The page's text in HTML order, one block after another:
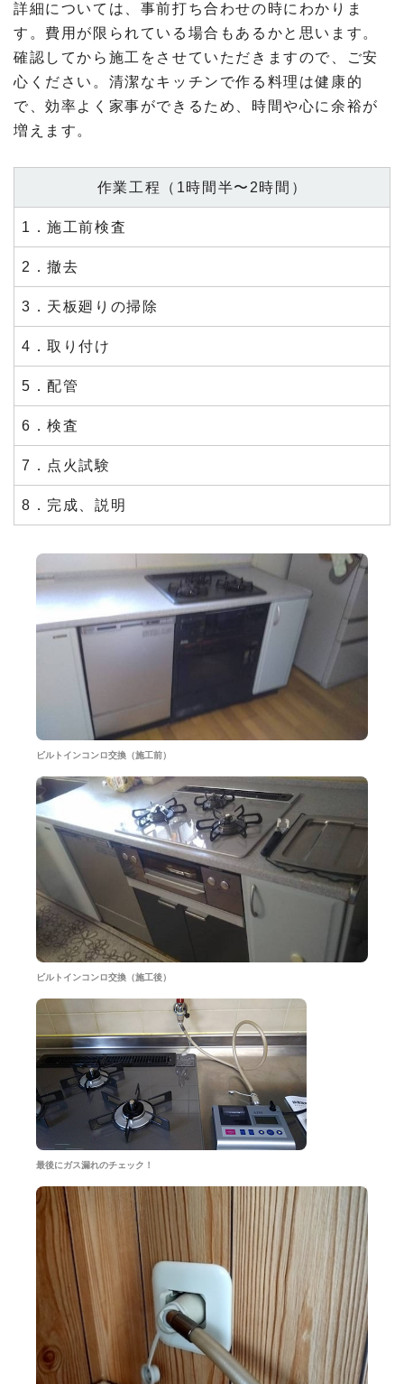
詳細については、事前打ち合わせの時にわかりま
す。費用が限られている場合もあるかと思います。
確認してから施工をさせていただきますので、ご安
心ください。清潔なキッチンで作る料理は健康的
で、効率よく家事ができるため、時間や心に余裕が
増えます。
作業工程（1時間半〜2時間）
1．施工前検査
2．撤去
3．天板廻りの掃除
4．取り付け
5．配管
6．検査
7．点火試験
8．完成、説明
ビルトインコンロ交換（施工前）
ビルトインコンロ交換（施工後）
最後にガス漏れのチェック！